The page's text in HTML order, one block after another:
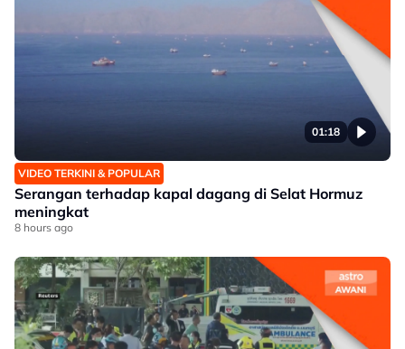
01:18
VIDEO TERKINI & POPULAR
Serangan terhadap kapal dagang di Selat Hormuz
meningkat
8 hours ago